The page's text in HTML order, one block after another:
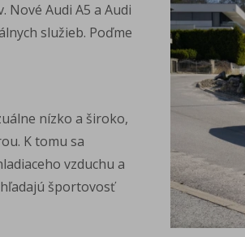
Nové Audi A5 a Audi
služieb. Poďme
nízko a široko,
K tomu sa
vzduchu a
športovosť